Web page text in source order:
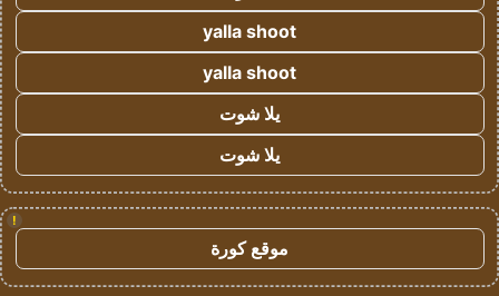
yalla shoot
yalla shoot
يلا شوت
يلا شوت
!
موقع كورة